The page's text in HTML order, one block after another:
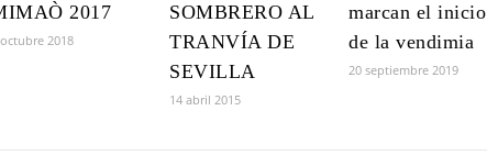
2017
2018
SOMBRERO AL
TRANVÍA DE
SEVILLA
14 abril 2015
marcan el inicio
de la vendimia
20 septiembre 2019